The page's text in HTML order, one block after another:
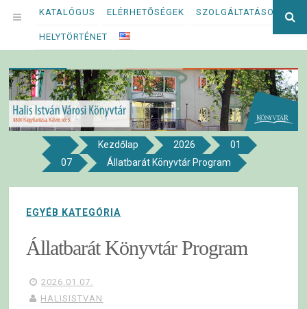
Megszakítás
OPEN
MENU
KATALÓGUS ELÉRHETŐSÉGEK SZOLGÁLTATÁSOK
HELYTÖRTÉNET
Halis István Városi Könyvtár
8800 NAGYKANIZSA, KÁLVIN TÉR 5.
Kezdőlap 2026
01
07
Állatbarát Könyvtár Program
EGYÉB KATEGÓRIA
Állatbarát Könyvtár Program
2026.01.07.
HALISISTVAN